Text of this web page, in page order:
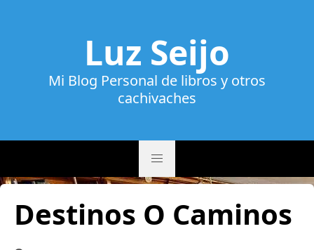
Luz Seijo
Mi Blog Personal de libros y otros
cachivaches
Destinos O Caminos